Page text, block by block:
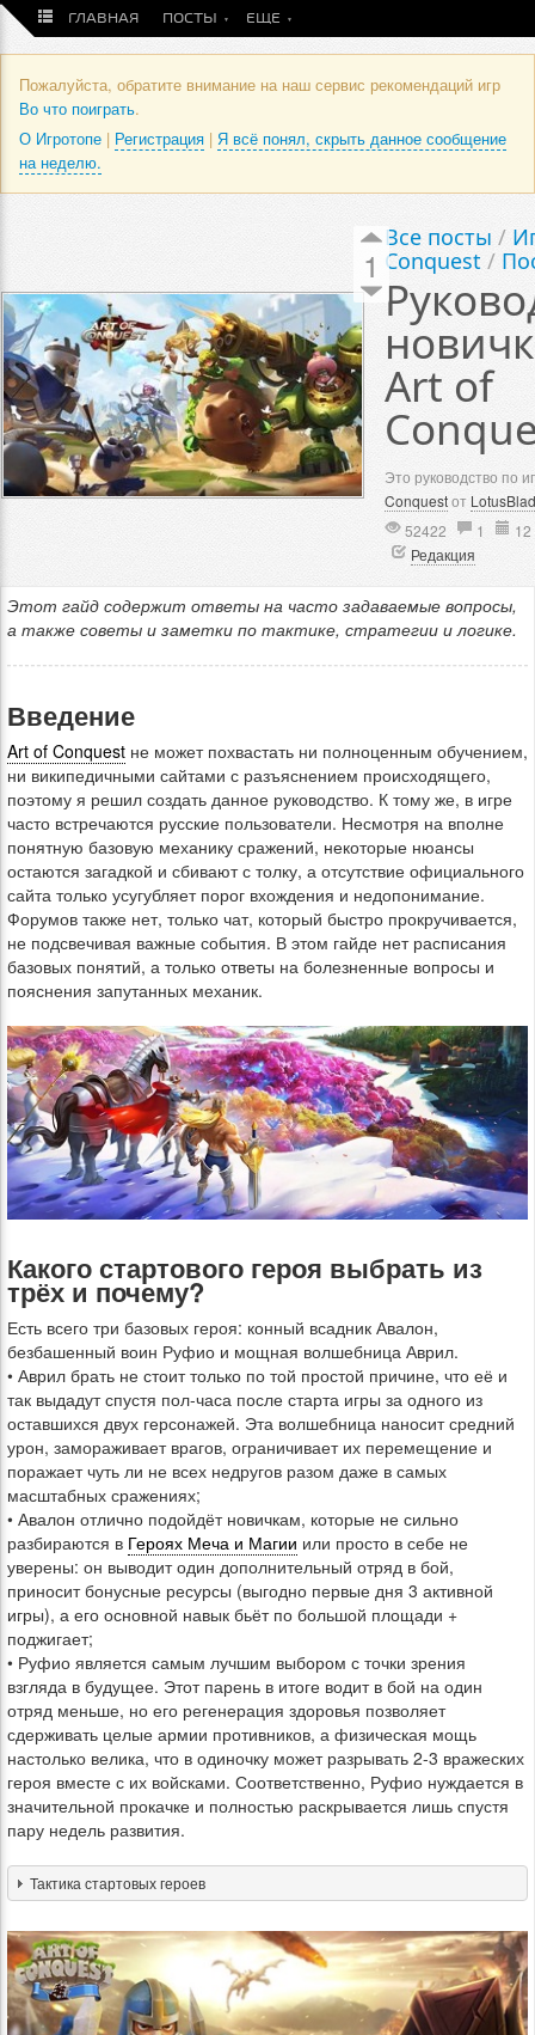
ГЛАВНАЯ ПОСТЫ ЕЩЕ
Пожалуйста, обратите внимание на наш сервис рекомендаций игр
Во что поиграть.
О Игротопе | Регистрация | Я всё понял, скрыть данное сообщение
на неделю.
1
Все посты /
Conquest /
Art of
Это руководство по
Conquestот
52422
1
Редакция
Этот гайд содержит ответы на часто задаваемые вопросы,
а также советы и заметки по тактике, стратегии и логике.
Введение
Art of Conquest не может похвастать ни полноценным обучением,
ни википедичными сайтами с разъяснением происходящего,
поэтому я решил создать данное руководство. К тому же, в игре
часто встречаются русские пользователи. Несмотря на вполне
понятную базовую механику сражений, некоторые нюансы
остаются загадкой и сбивают с толку, а отсутствие официального
сайта только усугубляет порог вхождения и недопонимание.
Форумов также нет, только чат, который быстро прокручивается,
не подсвечивая важные события. В этом гайде нет расписания
базовых понятий, а только ответы на болезненные вопросы и
пояснения запутанных механик.
Какого стартового героя выбрать из
трёх и почему?
Есть всего три базовых героя: конный всадник Авалон,
безбашенный воин Руфио и мощная волшебница Аврил.
• Аврил брать не стоит только по той простой причине, что её и
так выдадут спустя пол-часа после старта игры за одного из
оставшихся двух герсонажей. Эта волшебница наносит средний
урон, замораживает врагов, ограничивает их перемещение и
поражает чуть ли не всех недругов разом даже в самых
масштабных сражениях;
• Авалон отлично подойдёт новичкам, которые не сильно
разбираются в Героях Меча и Магии или просто в себе не
уверены: он выводит один дополнительный отряд в бой,
приносит бонусные ресурсы (выгодно первые дня 3 активной
игры), а его основной навык бьёт по большой площади +
поджигает;
• Руфио является самым лучшим выбором с точки зрения
взгляда в будущее. Этот парень в итоге водит в бой на один
отряд меньше, но его регенерация здоровья позволяет
сдерживать целые армии противников, а физическая мощь
настолько велика, что в одиночку может разрывать 2-3 вражеских
героя вместе с их войсками. Соответственно, Руфио нуждается в
значительной прокачке и полностью раскрывается лишь спустя
пару недель развития.
Тактика стартовых героев